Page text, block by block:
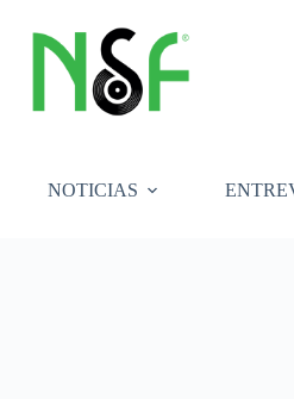
contenido
NOTICIAS